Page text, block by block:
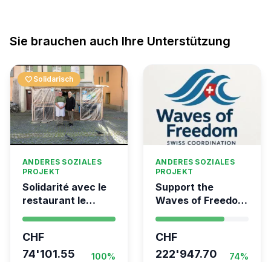
Sie brauchen auch Ihre Unterstützung
favorite Solidarisch
ANDERES SOZIALES
PROJEKT
Solidarité avec le
restaurant le
CHF
74'101.55
100%
ANDERES SOZIALES
PROJEKT
Support the
Waves of Freedom
the Global
Movement to Gaza
CHF
222'947.70
74%